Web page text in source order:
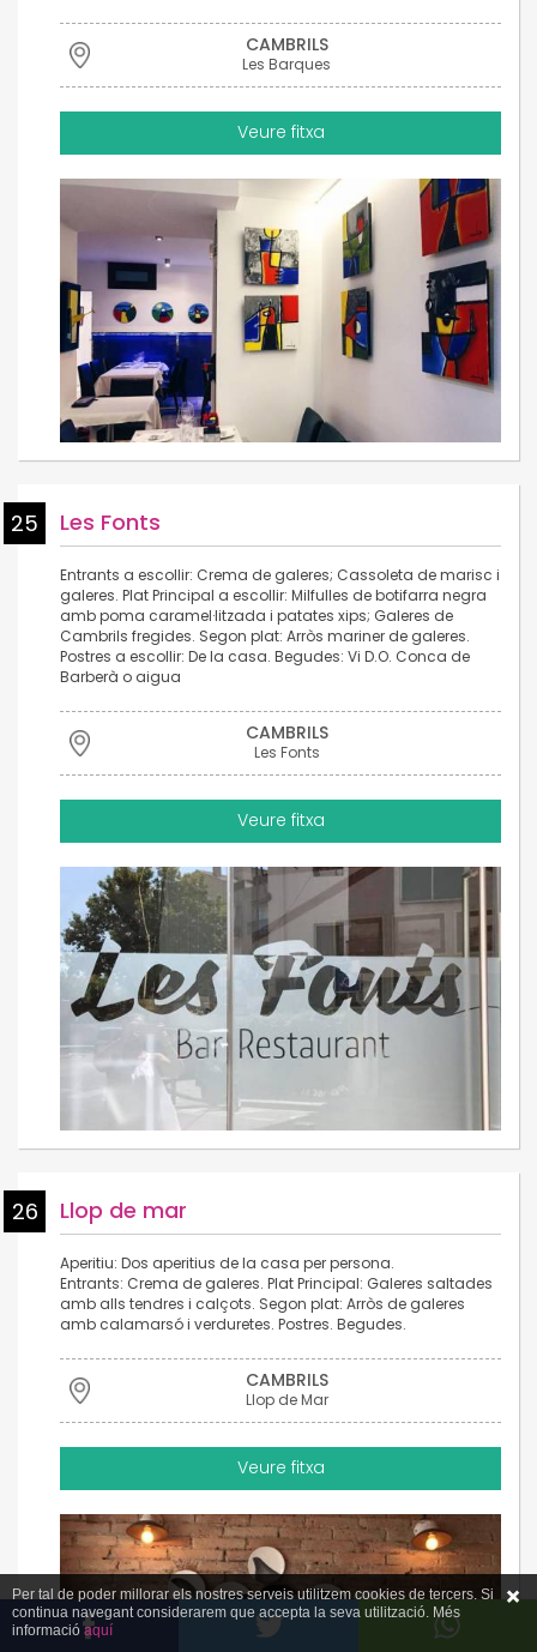
CAMBRILS
Les Barques
Veure fitxa
25 Les Fonts
Entrants a escollir: Crema de galeres; Cassoleta de marisc i
galeres. Plat Principal a escollir: Milfulles de botifarra negra
amb poma caramel·litzada i patates xips; Galeres de
Cambrils fregides. Segon plat: Arròs mariner de galeres.
Postres a escollir: De la casa. Begudes: Vi D.O. Conca de
Barberà o aigua
CAMBRILS
Les Fonts
Veure fitxa
26 Llop de mar
Aperitiu: Dos aperitius de la casa per persona.
Entrants: Crema de galeres. Plat Principal: Galeres saltades
amb alls tendres i calçots. Segon plat: Arròs de galeres
amb calamarsó i verduretes. Postres. Begudes.
CAMBRILS
Llop de Mar
Veure fitxa
Per tal de poder millorar els nostres serveis utilitzem cookies de tercers. Si
continua navegant considerarem que accepta la seva utilització. Més
informacióaquí